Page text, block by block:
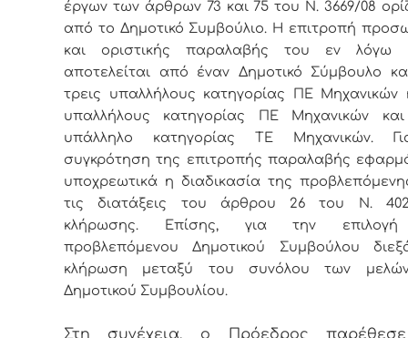
έργων των άρθρων 73 και 75 του Ν. 3669/08
από το Δημοτικό Συμβούλιο. Η επιτροπή
και οριστικής παραλαβής του εν λόγω
αποτελείται από έναν Δημοτικό Σύμβουλο
τρεις υπαλλήλους κατηγορίας ΠΕ
υπαλλήλους κατηγορίας ΠΕ Μηχανικών
υπάλληλο κατηγορίας ΤΕ Μηχανικών.
συγκρότηση της επιτροπής παραλαβής
υποχρεωτικά η διαδικασία της
τις διατάξεις του άρθρου 26 του Ν.
κλήρωσης. Επίσης, για την
προβλεπόμενου Δημοτικού Συμβούλου
κλήρωση μεταξύ του συνόλου των
Δημοτικού Συμβουλίου.
Στη συνέχεια, ο Πρόεδρος